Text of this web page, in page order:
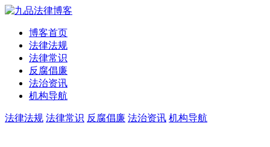
博客首页
法律法规
法律常识
反腐倡廉
法治资讯
机构导航
法律法规 法律常识 反腐倡廉 法治资讯 机构导航